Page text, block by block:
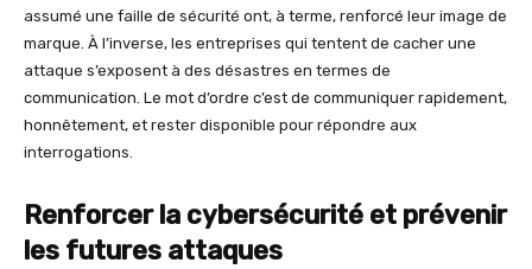
assumé une faille de sécurité ont, à terme, renforcé leur image de
marque. À l’inverse, les entreprises qui tentent de cacher une
attaque s’exposent à des désastres en termes de
communication. Le mot d’ordre c’est de communiquer rapidement,
honnêtement, et rester disponible pour répondre aux
interrogations.
Renforcer la cybersécurité et prévenir
les futures attaques